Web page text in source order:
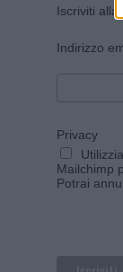
Iscriviti alla
Indirizzo
Privacy
Mailchimp
Potrai